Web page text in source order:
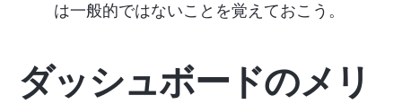
は一般的ではないことを覚えておこう。
ダッシュボードのメリ